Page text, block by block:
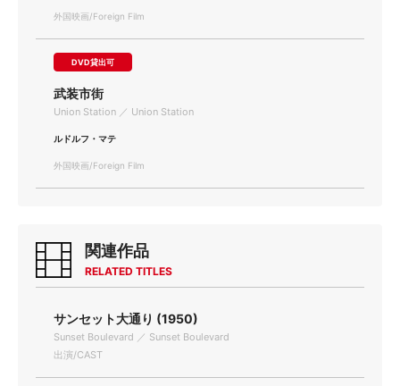
外国映画/Foreign Film
DVD貸出可
武装市街
Union Station ／ Union Station
ルドルフ・マテ
外国映画/Foreign Film
関連作品
RELATED TITLES
サンセット大通り (1950)
Sunset Boulevard ／ Sunset Boulevard
出演/CAST